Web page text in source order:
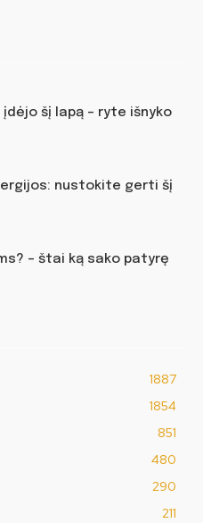
šį lapą – ryte išnyko
nustokite gerti šį
– štai ką sako patyrę
1887
1854
851
480
290
211